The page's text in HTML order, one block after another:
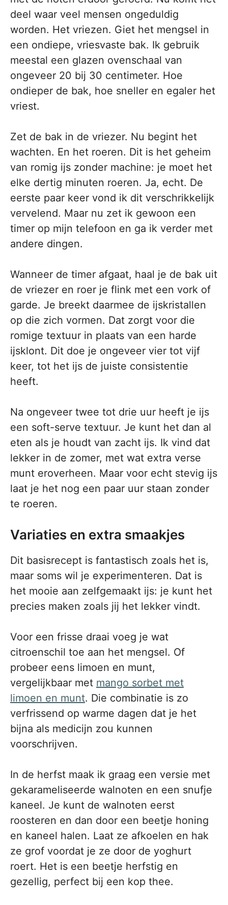
deel waar veel mensen ongeduldig
worden. Het vriezen. Giet het mengsel in
een ondiepe, vriesvaste bak. Ik gebruik
meestal een glazen ovenschaal van
ongeveer 20 bij 30 centimeter. Hoe
ondieper de bak, hoe sneller en egaler het
vriest.
Zet de bak in de vriezer. Nu begint het
wachten. En het roeren. Dit is het geheim
van romig ijs zonder machine: je moet het
elke dertig minuten roeren. Ja, echt. De
eerste paar keer vond ik dit verschrikkelijk
vervelend. Maar nu zet ik gewoon een
timer op mijn telefoon en ga ik verder met
andere dingen.
Wanneer de timer afgaat, haal je de bak uit
de vriezer en roer je flink met een vork of
garde. Je breekt daarmee de ijskristallen
op die zich vormen. Dat zorgt voor die
romige textuur in plaats van een harde
ijsklont. Dit doe je ongeveer vier tot vijf
keer, tot het ijs de juiste consistentie
heeft.
Na ongeveer twee tot drie uur heeft je ijs
een soft-serve textuur. Je kunt het dan al
eten als je houdt van zacht ijs. Ik vind dat
lekker in de zomer, met wat extra verse
munt eroverheen. Maar voor echt stevig ijs
laat je het nog een paar uur staan zonder
te roeren.
Variaties en extra smaakjes
Dit basisrecept is fantastisch zoals het is,
maar soms wil je experimenteren. Dat is
het mooie aan zelfgemaakt ijs: je kunt het
precies maken zoals jij het lekker vindt.
Voor een frisse draai voeg je wat
citroenschil toe aan het mengsel. Of
probeer eens limoen en munt,
vergelijkbaar met mango sorbet met
limoen en munt. Die combinatie is zo
verfrissend op warme dagen dat je het
bijna als medicijn zou kunnen
voorschrijven.
In de herfst maak ik graag een versie met
gekarameliseerde walnoten en een snufje
kaneel. Je kunt de walnoten eerst
roosteren en dan door een beetje honing
en kaneel halen. Laat ze afkoelen en hak
ze grof voordat je ze door de yoghurt
roert. Het is een beetje herfstig en
gezellig, perfect bij een kop thee.